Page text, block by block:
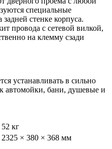
специальные
стенке корпуса.
провода с сетевой вилкой,
на клемму сзади
устанавливать в сильно
автомойки, бани, душевые и
52 кг
2325 × 380 × 368 мм